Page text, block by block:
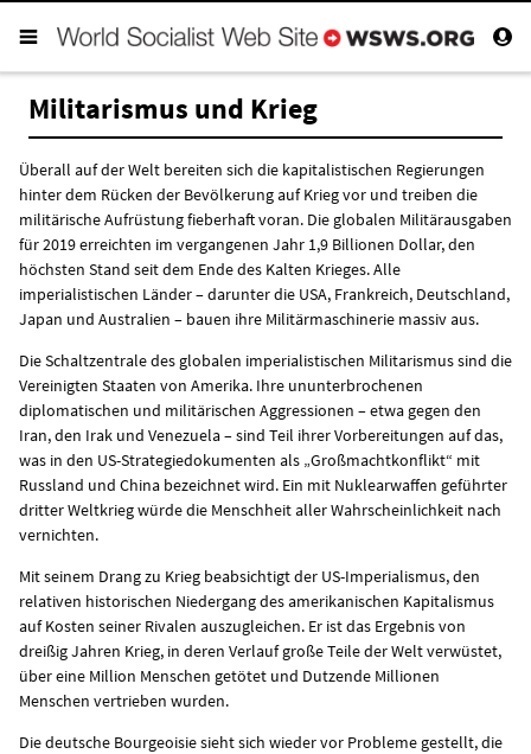
Militarismus und Krieg
Überall auf der Welt bereiten sich die kapitalistischen Regierungen
hinter dem Rücken der Bevölkerung auf Krieg vor und treiben die
militärische Aufrüstung fieberhaft voran. Die globalen Militärausgaben
für 2019 erreichten im vergangenen Jahr 1,9 Billionen Dollar, den
höchsten Stand seit dem Ende des Kalten Krieges. Alle
imperialistischen Länder – darunter die USA, Frankreich, Deutschland,
Japan und Australien – bauen ihre Militärmaschinerie massiv aus.
Die Schaltzentrale des globalen imperialistischen Militarismus sind die
Vereinigten Staaten von Amerika. Ihre ununterbrochenen
diplomatischen und militärischen Aggressionen – etwa gegen den
Iran, den Irak und Venezuela – sind Teil ihrer Vorbereitungen auf das,
was in den US-Strategiedokumenten als „Großmachtkonflikt“ mit
Russland und China bezeichnet wird. Ein mit Nuklearwaffen geführter
dritter Weltkrieg würde die Menschheit aller Wahrscheinlichkeit nach
vernichten.
Mit seinem Drang zu Krieg beabsichtigt der US-Imperialismus, den
relativen historischen Niedergang des amerikanischen Kapitalismus
auf Kosten seiner Rivalen auszugleichen. Er ist das Ergebnis von
dreißig Jahren Krieg, in deren Verlauf große Teile der Welt verwüstet,
über eine Million Menschen getötet und Dutzende Millionen
Menschen vertrieben wurden.
Die deutsche Bourgeoisie sieht sich wieder vor Probleme gestellt, die